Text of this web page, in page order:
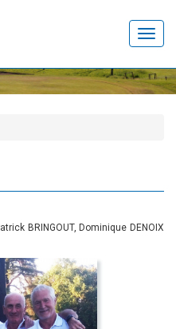
Toggle
BRINGOUT, Dominique DENOIX